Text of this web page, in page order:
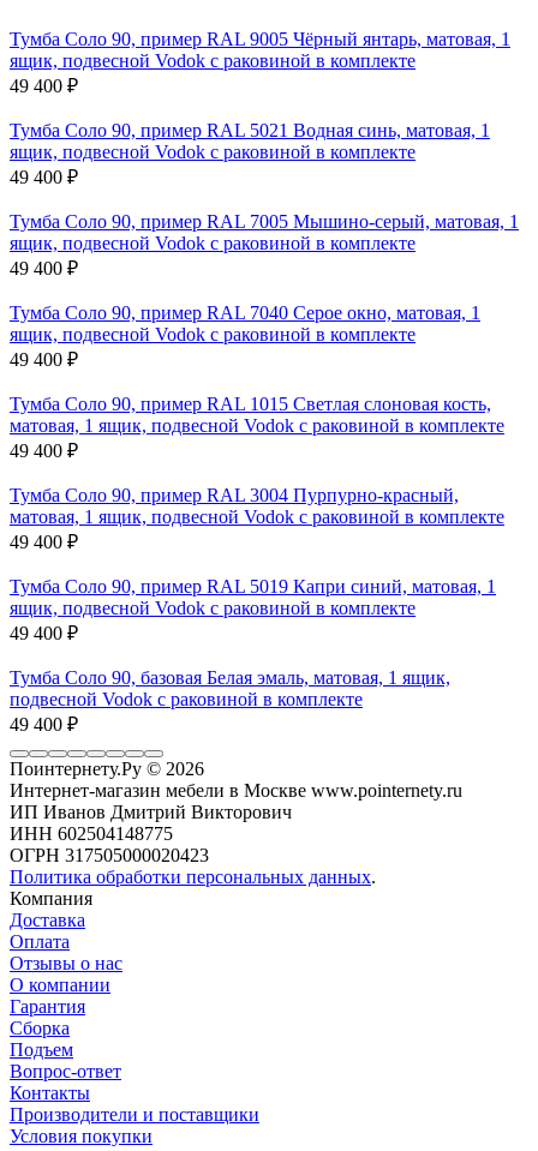
Тумба Соло 90, пример RAL 9005 Чёрный янтарь, матовая, 1
ящик, подвесной Vodok с раковиной в комплекте
49 400 ₽
Тумба Соло 90, пример RAL 5021 Водная синь, матовая, 1
ящик, подвесной Vodok с раковиной в комплекте
49 400 ₽
Тумба Соло 90, пример RAL 7005 Мышино-серый, матовая, 1
ящик, подвесной Vodok с раковиной в комплекте
49 400 ₽
Тумба Соло 90, пример RAL 7040 Серое окно, матовая, 1
ящик, подвесной Vodok с раковиной в комплекте
49 400 ₽
Тумба Соло 90, пример RAL 1015 Светлая слоновая кость,
матовая, 1 ящик, подвесной Vodok с раковиной в комплекте
49 400 ₽
Тумба Соло 90, пример RAL 3004 Пурпурно-красный,
матовая, 1 ящик, подвесной Vodok с раковиной в комплекте
49 400 ₽
Тумба Соло 90, пример RAL 5019 Капри синий, матовая, 1
ящик, подвесной Vodok с раковиной в комплекте
49 400 ₽
Тумба Соло 90, базовая Белая эмаль, матовая, 1 ящик,
подвесной Vodok с раковиной в комплекте
49 400 ₽
Поинтернету.Ру © 2026
Интернет-магазин мебели в Москве www.pointernety.ru
ИП Иванов Дмитрий Викторович
ИНН 602504148775
ОГРН 317505000020423
Политика обработки персональных данных.
Компания
Доставка
Оплата
Отзывы о нас
О компании
Гарантия
Сборка
Подъем
Вопрос-ответ
Контакты
Производители и поставщики
Условия покупки